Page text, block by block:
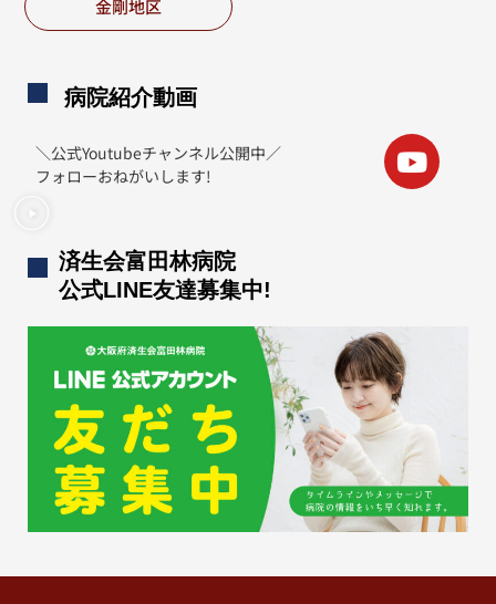
金剛地区
病院紹介動画
＼公式Youtubeチャンネル公開中／
フォローおねがいします!
済生会富田林病院
公式LINE友達募集中!